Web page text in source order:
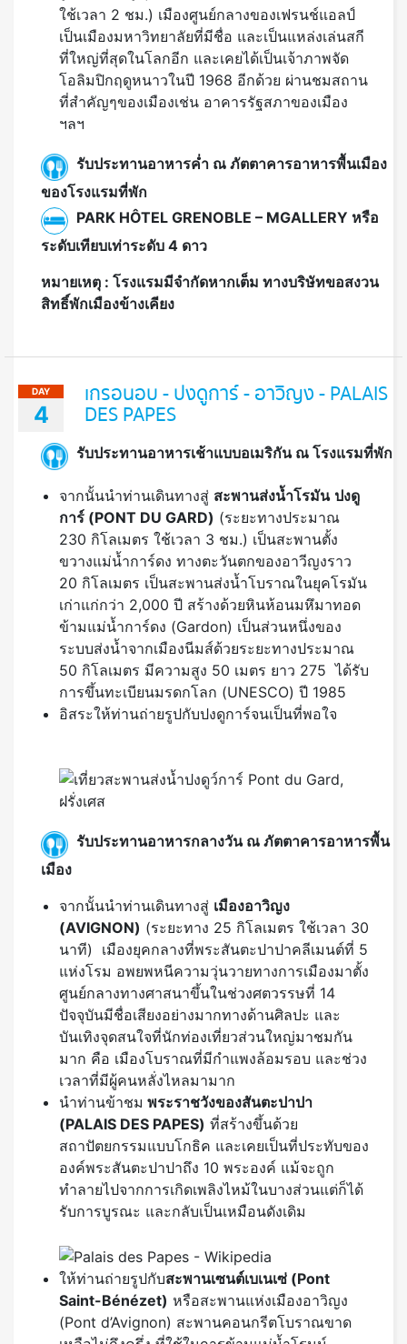
ใช้เวลา 2 ชม.) เมืองศูนย์กลางของเฟรนช์แอลป์
เป็นเมืองมหาวิทยาลัยที่มีชื่อ และเป็นแหล่งเล่นสกี
ที่ใหญ่ที่สุดในโลกอีก และเคยได้เป็นเจ้าภาพจัด
โอลิมปิกฤดูหนาวในปี 1968 อีกด้วย ผ่านชมสถาน
ที่สำคัญๆของเมืองเช่น อาคารรัฐสภาของเมือง
ฯลฯ
รับประทานอาหารค่ำ ณ ภัตตาคารอาหารพื้นเมือง
ของโรงแรมที่พัก
PARK HÔTEL GRENOBLE – MGALLERY หรือ
ระดับเทียบเท่าระดับ 4 ดาว
หมายเหตุ : โรงแรมมีจำกัดหากเต็ม ทางบริษัทขอสงวน
สิทธิ์พักเมืองข้างเคียง
DAY
4
เกรอนอบ - ปงดูการ์ - อาวิญง - PALAIS
DES PAPES
รับประทานอาหารเช้าแบบอเมริกัน ณ โรงแรมที่พัก
จากนั้นนำท่านเดินทางสู่ สะพานส่งน้ำโรมัน ปงดู
การ์ (PONT DU GARD) (ระยะทางประมาณ
230 กิโลเมตร ใช้เวลา 3 ชม.) เป็นสะพานตั้ง
ขวางแม่น้ำการ์ดง ทางตะวันตกของอาวีญงราว
20 กิโลเมตร เป็นสะพานส่งน้ำโบราณในยุคโรมัน
เก่าแก่กว่า 2,000 ปี สร้างด้วยหินห้อนมหึมาทอด
ข้ามแม่น้ำการ์ดง (Gardon) เป็นส่วนหนึ่งของ
ระบบส่งน้ำจากเมืองนีมส์ด้วยระยะทางประมาณ
50 กิโลเมตร มีความสูง 50 เมตร ยาว 275 ได้รับ
การขึ้นทะเบียนมรดกโลก (UNESCO) ปี 1985
อิสระให้ท่านถ่ายรูปกับปงดูการ์จนเป็นที่พอใจ
รับประทานอาหารกลางวัน ณ ภัตตาคารอาหารพื้น
เมือง
จากนั้นนำท่านเดินทางสู่ เมืองอาวิญง
(AVIGNON) (ระยะทาง 25 กิโลเมตร ใช้เวลา 30
นาที) เมืองยุคกลางที่พระสันตะปาปาคลีเมนต์ที่ 5
แห่งโรม อพยพหนีความวุ่นวายทางการเมืองมาตั้ง
ศูนย์กลางทางศาสนาขึ้นในช่วงศตวรรษที่ 14
ปัจจุบันมีชื่อเสียงอย่างมากทางด้านศิลปะ และ
บันเทิงจุดสนใจที่นักท่องเที่ยวส่วนใหญ่มาชมกัน
มาก คือ เมืองโบราณที่มีกำแพงล้อมรอบ และช่วง
เวลาที่มีผู้คนหลั่งไหลมามาก
นำท่านข้าชม พระราชวังของสันตะปาปา
(PALAIS DES PAPES) ที่สร้างขึ้นด้วย
สถาปัตยกรรมแบบโกธิค และเคยเป็นที่ประทับของ
องค์พระสันตะปาปาถึง 10 พระองค์ แม้จะถูก
ทำลายไปจากการเกิดเพลิงไหม้ในบางส่วนแต่ก็ได้
รับการบูรณะ และกลับเป็นเหมือนดังเดิม
ให้ท่านถ่ายรูปกับสะพานเซนต์เบเนเซ่ (Pont
Saint-Bénézet) หรือสะพานแห่งเมืองอาวิญง
(Pont d’Avignon) สะพานคอนกรีตโบราณขาด